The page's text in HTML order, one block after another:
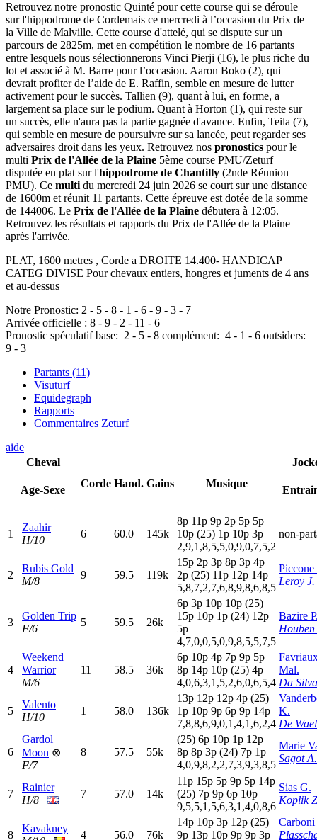
Retrouvez notre pronostic Quinté pour cette course qui se déroule
sur l'hippodrome de Cordemais ce mercredi à l’occasion du Prix de
la Ville de Malville. Cette course d'attelé, qui se dispute sur un
parcours de 2825m, met en compétition le nombre de 16 partants
entre lesquels nous sélectionnerons Vinci Pierji (16), le plus riche du
lot et associé à M. Barre pour l’occasion. Aaron Boko (2), qui
devrait profiter de l’aide de E. Raffin, semble en mesure de lutter
activement pour le succès. Tallien (9), quant à lui, en forme, a
largement sa place sur le podium. Quant à Horton (1), qui reste sur
un succès, elle n'aura pas la partie gagnée d'avance. Enfin, Teila (7),
qui semble en mesure de poursuivre sur sa lancée, peut regarder ses
adversaires droit dans les yeux. Retrouvez nos pronostics pour le
multi Prix de l'Allée de la Plaine 5ème course PMU/Zeturf
disputée en plat sur l'hippodrome de Chantilly (2nde Réunion
PMU). Ce multi du mercredi 24 juin 2026 se court sur une distance
de 1600m et réunit 11 partants. Cette épreuve est dotée de la somme
de 14400€. Le Prix de l'Allée de la Plaine débutera à 12:05.
Retrouvez les résultats et rapports du Prix de l'Allée de la Plaine
après l'arrivée.
PLAT, 1600 metres , Corde a DROITE 14.400- HANDICAP
CATEG DIVISE Pour chevaux entiers, hongres et juments de 4 ans
et au-dessus
Notre Pronostic: 2 - 5 - 8 - 1 - 6 - 9 - 3 - 7
Arrivée officielle : 8 - 9 - 2 - 11 - 6
Pronostic spéculatif base: 2 - 5 - 8 complément: 4 - 1 - 6 outsiders:
9 - 3
Partants (11)
Visuturf
Equidegraph
Rapports
Commentaires Zeturf
aide
Cheval
Age-Sexe
Corde Hand. Gains Musique
1
Zaahir
H/10
6 60.0 145k
8p 11p 9p 2p 5p 5p
10p (25) 1p 10p 3p
2,9,1,8,5,5,0,9,0,7,5,2
non-
2
Rubis Gold
M/8
9 59.5 119k
15p 2p 3p 8p 3p 4p
2p (25) 11p 12p 14p
5,8,7,2,7,6,8,9,8,6,8,5
Piccone
Leroy J.
3
Golden Trip
F/6
5 59.5 26k
6p 3p 10p 10p (25)
15p 10p 1p (24) 12p
5p
4,7,0,0,5,0,9,8,5,5,7,5
Bazire
4
Weekend
Warrior
M/6
11 58.5 36k
6p 10p 4p 7p 9p 5p
8p 14p 10p (25) 4p
4,0,6,3,1,5,2,6,0,6,5,4
Mal.
Da
5
Valento
H/10
1 58.0 136k
13p 12p 12p 4p (25)
1p 10p 9p 6p 9p 14p
7,8,8,6,9,0,1,4,1,6,2,4
K.
De
6
Gardol
Moon ⊗
F/7
8 57.5 55k
(25) 6p 10p 1p 12p
8p 8p 3p (24) 7p 1p
4,0,9,8,2,2,7,3,9,3,8,5
Marie
Sagot A.
7
Rainier
H/8
7 57.0 14k
11p 15p 5p 9p 5p 14p
(25) 7p 9p 6p 10p
9,5,5,1,5,6,3,1,4,0,8,6
Sias G.
Koplik
8
Kavakney
4 56.0 76k
14p 10p 3p 12p (25)
9p 13p 10p 9p 9p 3p